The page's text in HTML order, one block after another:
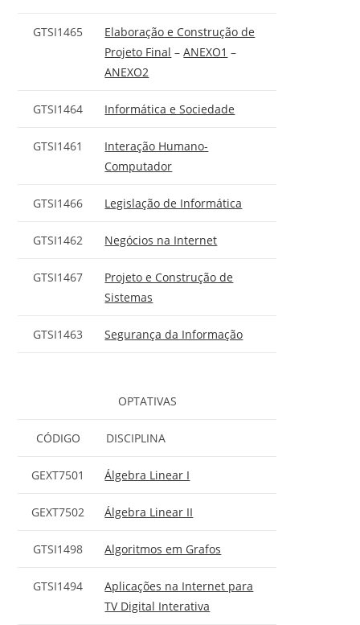
GTSI1465
Elaboração e Construção de
Projeto Final –ANEXO1 –
ANEXO2
GTSI1464 Informática e Sociedade
GTSI1461
Interação Humano-
Computador
GTSI1466 Legislação de Informática
GTSI1462 Negócios na Internet
GTSI1467
Projeto e Construção de
Sistemas
GTSI1463 Segurança da Informação
OPTATIVAS
CÓDIGO DISCIPLINA
GEXT7501 Álgebra Linear I
GEXT7502 Álgebra Linear II
GTSI1498 Algoritmos em Grafos
GTSI1494
Aplicações na Internet para
TV Digital Interativa